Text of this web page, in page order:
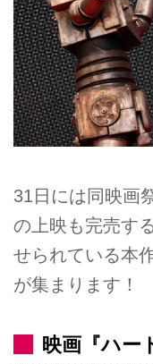
31日には同映画
の上映も完売す
せられている本
が集まります！
映画『ハー